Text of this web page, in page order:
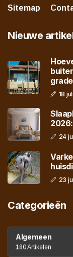
Sitemap
Nieuwe
18
24
23
Categorieën
Algemeen
180 Artikelen